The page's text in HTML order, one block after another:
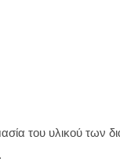
του υλικού των